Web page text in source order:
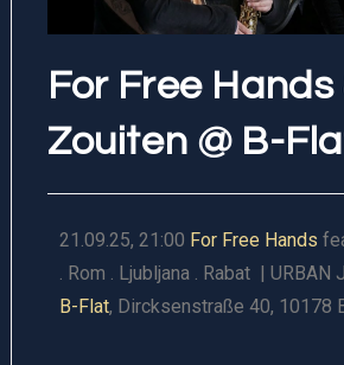
For Free Hands
Zouiten @ B-
21.09.25, 21:00 For Free Hands
. Rom . Ljubljana . Rabat | URBAN
B-Flat, Dircksenstraße 40, 10178